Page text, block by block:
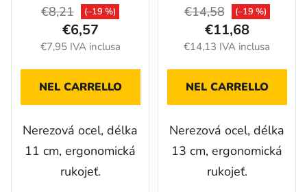
€7,95 IVA inclusa
€6,57
€8,21 (–19 %)
NEL CARRELLO
Nerezová ocel, délka
11 cm, ergonomická
rukojeť.
€14,13 IVA inclusa
€11,68
€14,58 (–19 %)
NEL CARRELLO
Nerezová ocel, délka
13 cm, ergonomická
rukojeť.